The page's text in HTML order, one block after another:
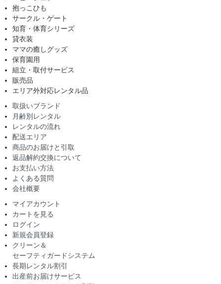
抱っこひも
サークル・ゲート
知育・体育シリーズ
貸衣装
ママの癒しグッズ
保育園用
組立・取付サービス
販売品
エリア外対応レンタル品
取扱いブランド
月齢別レンタル
レンタルの流れ
配送エリア
商品のお届けと引取
返品解約交換について
お支払い方法
よくある質問
会社概要
マイアカウント
カートを見る
ログイン
新規会員登録
クリーン＆
セーフティガードシステム
長期レンタル割引
出産前お届けサービス